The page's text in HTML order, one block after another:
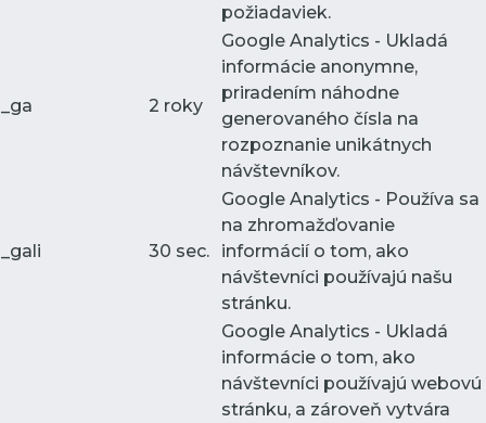
požiadaviek.
_ga 2 roky
Google Analytics - Ukladá
informácie anonymne,
priradením náhodne
generovaného čísla na
rozpoznanie unikátnych
návštevníkov.
_gali 30 sec.
Google Analytics - Používa sa
na zhromažďovanie
informácií o tom, ako
návštevníci používajú našu
stránku.
Google Analytics - Ukladá
informácie o tom, ako
návštevníci používajú webovú
stránku, a zároveň vytvára